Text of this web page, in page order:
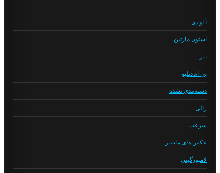
آ او دی
استون مارتین
بنز
بی ام دبلیو
دسته‌بندی نشده
رالی
سرعت
عکس های ماشین
لامبورگینی